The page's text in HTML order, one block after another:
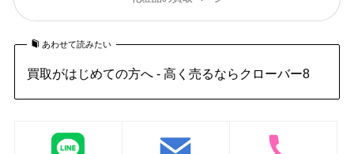
あわせて読みたい
買取がはじめての方へ - 高く売るならクローバー8